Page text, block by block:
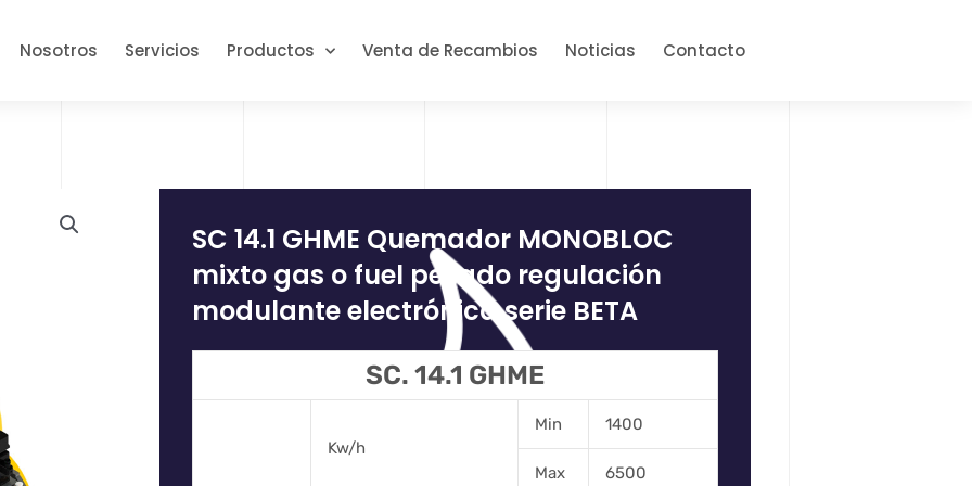
Nosotros Servicios Productos Venta de Recambios Noticias Contacto
SC 14.1 GHME Quemador MONOBLOC
mixto gas o fuel pesado regulación
modulante electrónica serie BETA
SC. 14.1 GHME
Kw/h
Min 1400
Max 6500